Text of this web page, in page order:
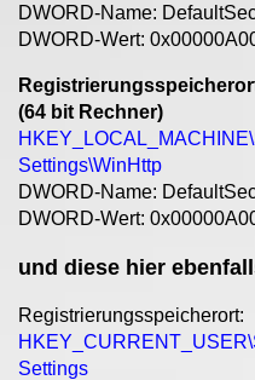
DWORD-Name:
DWORD-Wert:
(64 bit Rechner)
Settings\WinHttp
DWORD-Name:
DWORD-Wert:
und diese hier
Registrierungsspeicherort:
Settings